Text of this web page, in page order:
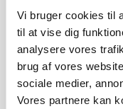
Vi bruger cookies til
til at vise dig
analysere vores
brug af vores
sociale medier,
Vores partnere kan
LEDER
Det er en uskik
økoproduktion